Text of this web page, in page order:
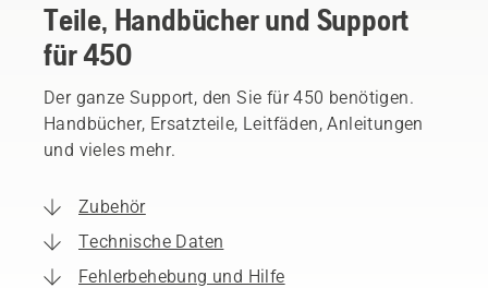
Teile, Handbücher und Support
für 450
Der ganze Support, den Sie für 450 benötigen.
Handbücher, Ersatzteile, Leitfäden, Anleitungen
und vieles mehr.
Zubehör
Technische Daten
Fehlerbehebung und Hilfe